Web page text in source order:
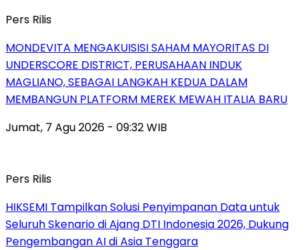
Pers Rilis
MONDEVITA MENGAKUISISI SAHAM MAYORITAS DI
UNDERSCORE DISTRICT, PERUSAHAAN INDUK
MAGLIANO, SEBAGAI LANGKAH KEDUA DALAM
MEMBANGUN PLATFORM MEREK MEWAH ITALIA BARU
Jumat, 7 Agu 2026 - 09:32 WIB
Pers Rilis
HIKSEMI Tampilkan Solusi Penyimpanan Data untuk
Seluruh Skenario di Ajang DTI Indonesia 2026, Dukung
Pengembangan AI di Asia Tenggara